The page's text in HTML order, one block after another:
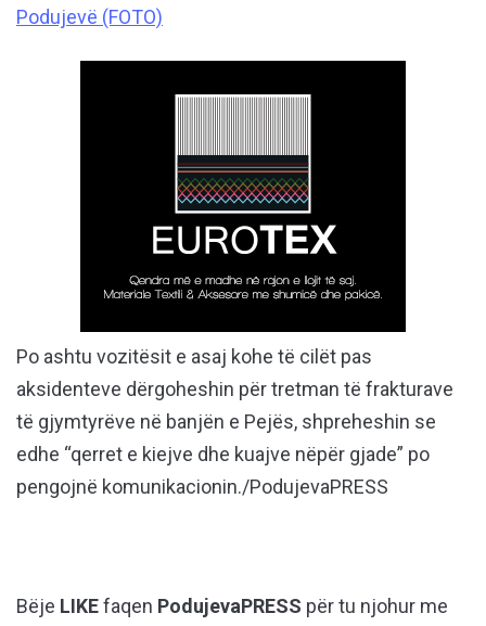
Podujevë (FOTO)
Po ashtu vozitësit e asaj kohe të cilët pas
aksidenteve dërgoheshin për tretman të frakturave
të gjymtyrëve në banjën e Pejës, shpreheshin se
edhe “qerret e kiejve dhe kuajve nëpër gjade” po
pengojnë komunikacionin./PodujevaPRESS
Bëje LIKEfaqen PodujevaPRESS për tu njohur me